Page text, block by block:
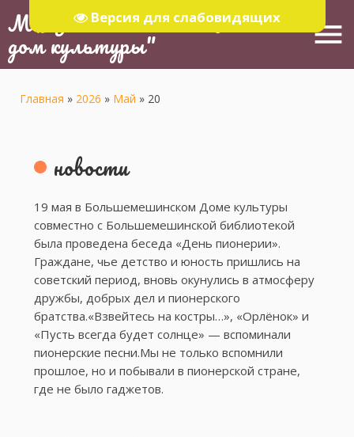
Версия для слабовидящих
МБУ "Тюлячинский Районный
дом культуры" menu
Главная » 2026 » Май » 20
новости
19 мая в Большемешинском Доме культуры
совместно с Большемешинской библиотекой
была проведена беседа «День пионерии».
Граждане, чье детство и юность пришлись на
советский период, вновь окунулись в атмосферу
дружбы, добрых дел и пионерского
братства.«Взвейтесь на костры…», «Орлёнок» и
«Пусть всегда будет солнце» — вспоминали
пионерские песни.Мы не только вспомнили
прошлое, но и побывали в пионерской стране,
где не было гаджетов.